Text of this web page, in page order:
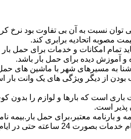
توان نسبت به آن بی تفاوت بود نرخ
مصوبه اتحادیه برابری کند.
تمام امکانات و خدمات برای حمل بار
و آموزش دیده برای حمل بار باشد.
به مسیرهای شهر با ماشین های
از دیگر ویژگی های یک وانت بار
باری است که بارها و لوازم را بدون
پذیر است.
و بارنامه معتبر،برای حمل
24 ساعته حتی در ایام تعطیل